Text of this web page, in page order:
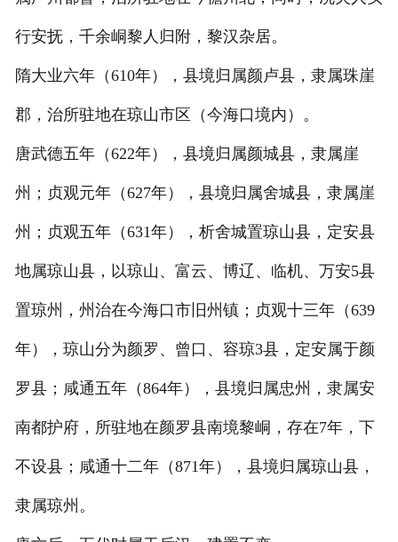
行安抚，千余峒黎人归附，黎汉杂居。
隋大业六年（610年），县境归属颜卢县，隶属珠崖
郡，治所驻地在琼山市区（今海口境内）。
唐武德五年（622年），县境归属颜城县，隶属崖
州；贞观元年（627年），县境归属舍城县，隶属崖
州；贞观五年（631年），析舍城置琼山县，定安县
地属琼山县，以琼山、富云、博辽、临机、万安5县
置琼州，州治在今海口市旧州镇；贞观十三年（639
年），琼山分为颜罗、曾口、容琼3县，定安属于颜
罗县；咸通五年（864年），县境归属忠州，隶属安
南都护府，所驻地在颜罗县南境黎峒，存在7年，下
不设县；咸通十二年（871年），县境归属琼山县，
隶属琼州。